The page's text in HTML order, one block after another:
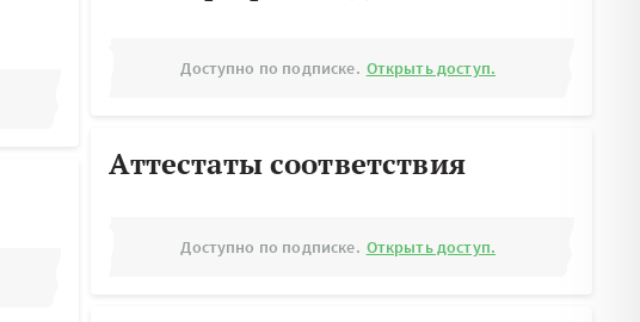
Доступно по подписке. Открыть доступ.
Аттестаты соответствия
Доступно по подписке. Открыть доступ.